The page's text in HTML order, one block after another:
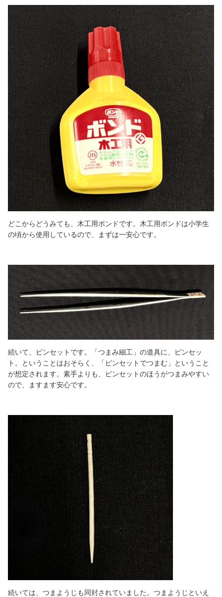
どこからどうみても、木工用ボンドです。木工用ボンドは小学生
の頃から使用しているので、まずは一安心です。
続いて、ピンセットです。「つまみ細工」の道具に、ピンセッ
ト。ということはおそらく、「ピンセットでつまむ」ということ
が想定されます。素手よりも、ピンセットのほうがつまみやすい
ので、ますます安心です。
続いては、つまようじも同封されていました。つまようじといえ